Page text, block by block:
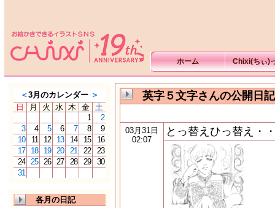
ホーム Chixi(ちぃ)
＜3月のカレンダー ＞
日
月 火 水 木 金 土
1
2
3
4 5 6 7 8
9
10
11 12 13 14 15
16
17
18 19 20 21 22
23
24 25 26 27 28 29
30
31
各月の日記
英字５文字さんの公開日記
03月31日
02:07
とっ替えひっ替え・